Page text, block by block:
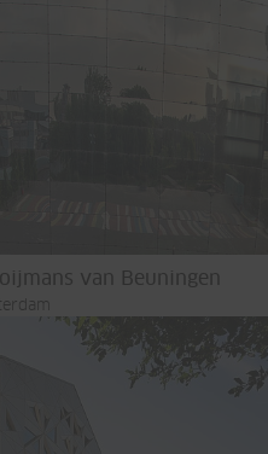
van Beuningen